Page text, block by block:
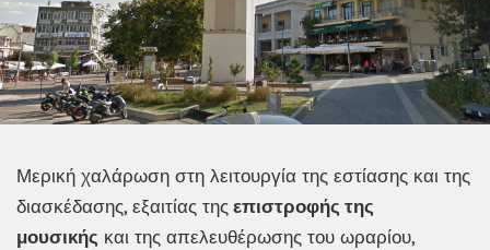
Μερική χαλάρωση στη λειτουργία της εστίασης και της
διασκέδασης, εξαιτίας της επιστροφής της
μουσικής και της απελευθέρωσης του ωραρίου,